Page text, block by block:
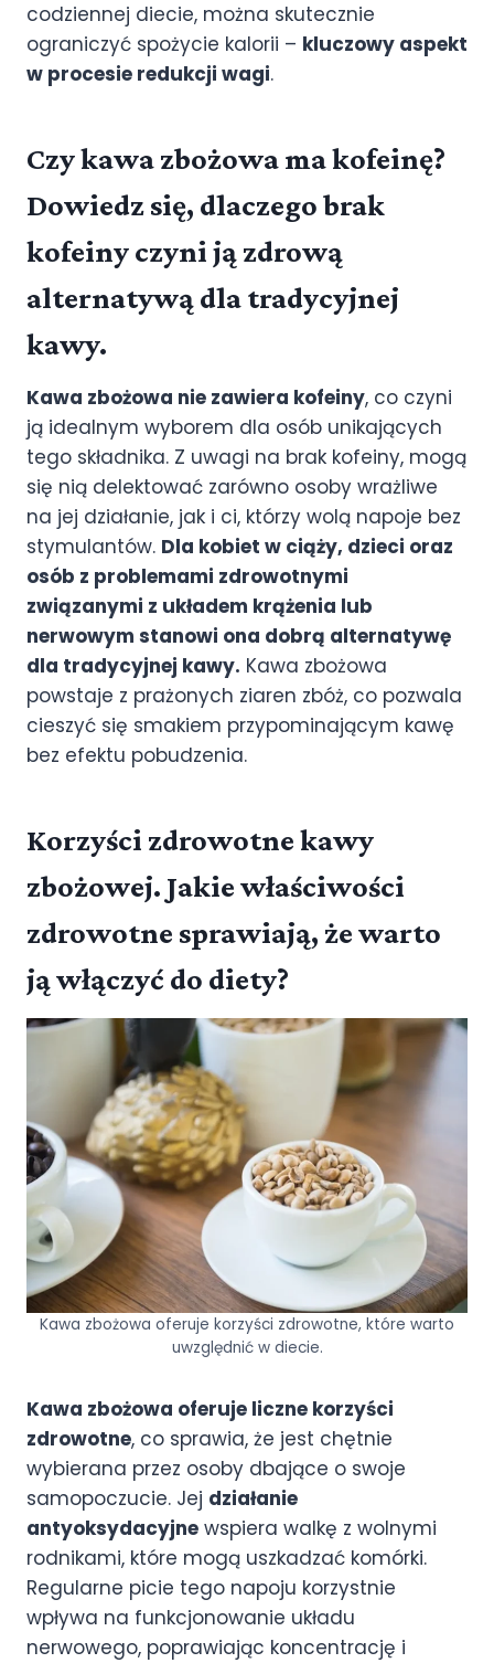
codziennej diecie, można skutecznie
ograniczyć spożycie kalorii – kluczowy aspekt
w procesie redukcji wagi.
Czy kawa zbożowa ma kofeinę?
Dowiedz się, dlaczego brak
kofeiny czyni ją zdrową
alternatywą dla tradycyjnej
kawy.
Kawa zbożowa nie zawiera kofeiny, co czyni
ją idealnym wyborem dla osób unikających
tego składnika. Z uwagi na brak kofeiny, mogą
się nią delektować zarówno osoby wrażliwe
na jej działanie, jak i ci, którzy wolą napoje bez
stymulantów. Dla kobiet w ciąży, dzieci oraz
osób z problemami zdrowotnymi
związanymi z układem krążenia lub
nerwowym stanowi ona dobrą alternatywę
dla tradycyjnej kawy. Kawa zbożowa
powstaje z prażonych ziaren zbóż, co pozwala
cieszyć się smakiem przypominającym kawę
bez efektu pobudzenia.
Korzyści zdrowotne kawy
zbożowej. Jakie właściwości
zdrowotne sprawiają, że warto
ją włączyć do diety?
Kawa zbożowa oferuje korzyści zdrowotne, które warto
uwzględnić w diecie.
Kawa zbożowa oferuje liczne korzyści
zdrowotne, co sprawia, że jest chętnie
wybierana przez osoby dbające o swoje
samopoczucie. Jej działanie
antyoksydacyjne wspiera walkę z wolnymi
rodnikami, które mogą uszkadzać komórki.
Regularne picie tego napoju korzystnie
wpływa na funkcjonowanie układu
nerwowego, poprawiając koncentrację i